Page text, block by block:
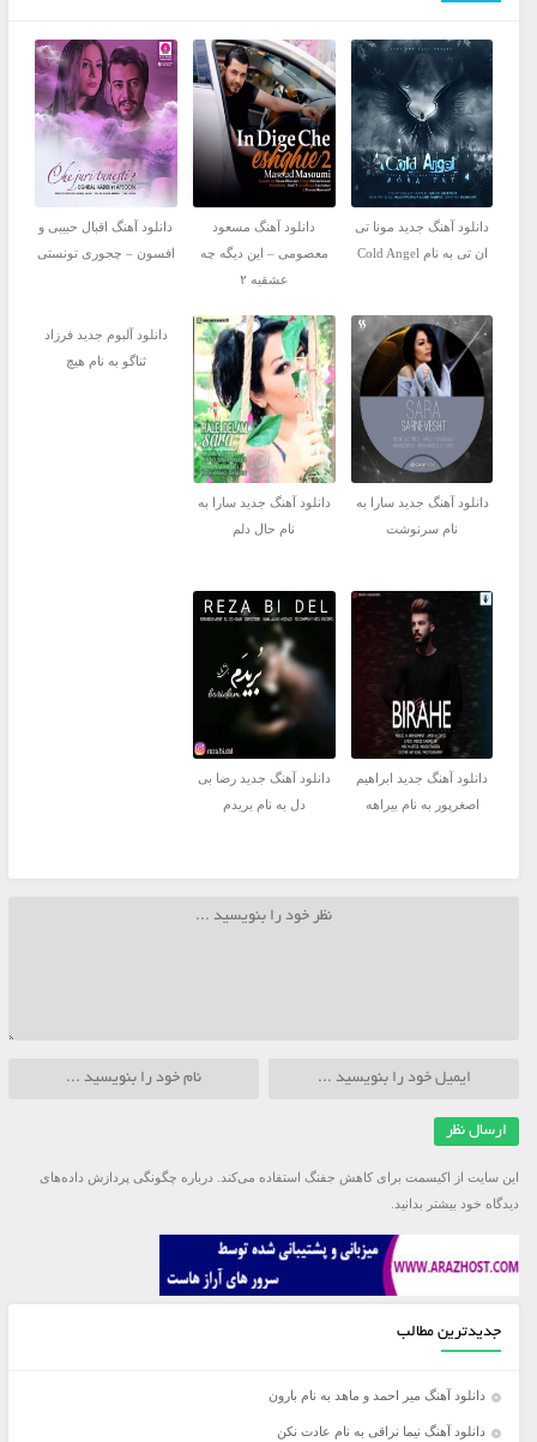
دانلود آهنگ جدید مونا تی
ان تی به نام Cold Angel
دانلود آهنگ مسعود
معصومی – این دیگه چه
عشقیه ۲
دانلود آهنگ اقبال حبیبی و
افسون – چجوری تونستی
دانلود آهنگ جدید سارا به
نام سرنوشت
دانلود آهنگ جدید سارا به
نام حال دلم
دانلود آلبوم جدید فرزاد
ثناگو به نام هیچ
دانلود آهنگ جدید ابراهیم
اصغرپور به نام بیراهه
دانلود آهنگ جدید رضا بی
دل به نام بریدم
این سایت از اکیسمت برای کاهش جفنگ استفاده می‌کند. درباره چگونگی پردازش داده‌های
دیدگاه خود بیشتر بدانید.
جدیدترین مطالب
دانلود آهنگ میر احمد و ماهد به نام بارون
دانلود آهنگ نیما نراقی به نام عادت نکن